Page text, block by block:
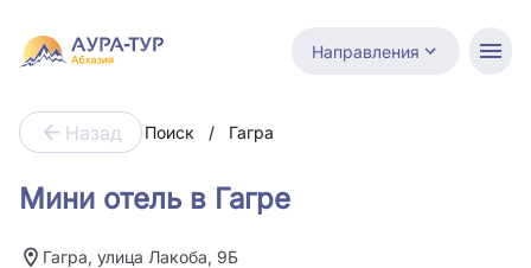
Направления
Назад Поиск / Гагра
Мини отель в Гагре
Гагра, улица Лакоба, 9Б